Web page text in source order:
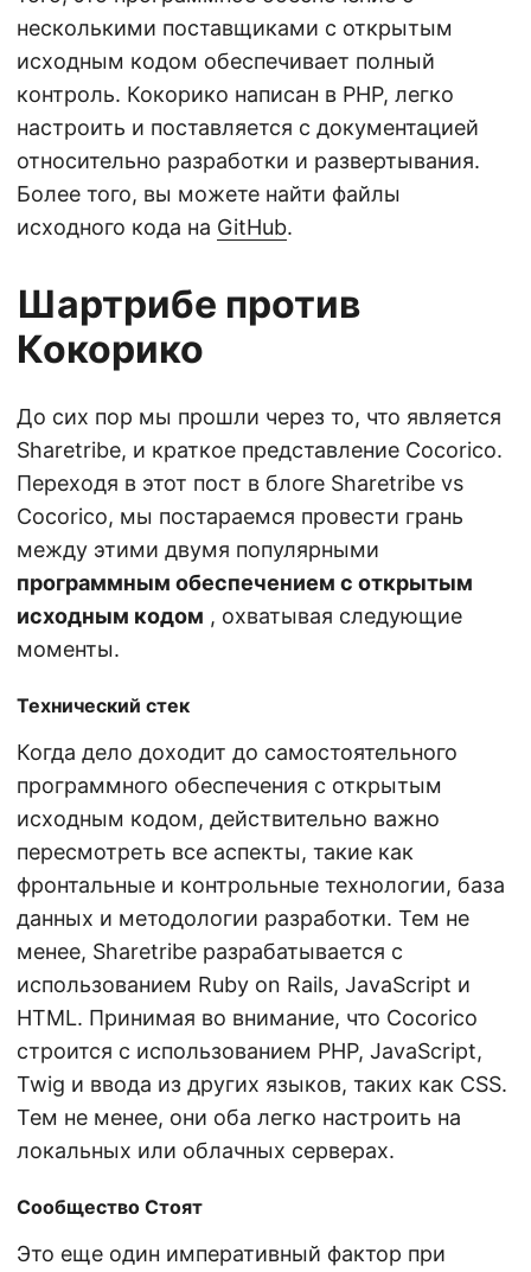
несколькими поставщиками с открытым
исходным кодом обеспечивает полный
контроль. Кокорико написан в PHP, легко
настроить и поставляется с документацией
относительно разработки и развертывания.
Более того, вы можете найти файлы
исходного кода на GitHub.
Шартрибе против
Кокорико
До сих пор мы прошли через то, что является
Sharetribe, и краткое представление Cocorico.
Переходя в этот пост в блоге Sharetribe vs
Cocorico, мы постараемся провести грань
между этими двумя популярными
программным обеспечением с открытым
исходным кодом , охватывая следующие
моменты.
Технический стек
Когда дело доходит до самостоятельного
программного обеспечения с открытым
исходным кодом, действительно важно
пересмотреть все аспекты, такие как
фронтальные и контрольные технологии, база
данных и методологии разработки. Тем не
менее, Sharetribe разрабатывается с
использованием Ruby on Rails, JavaScript и
HTML. Принимая во внимание, что Cocorico
строится с использованием PHP, JavaScript,
Twig и ввода из других языков, таких как CSS.
Тем не менее, они оба легко настроить на
локальных или облачных серверах.
Сообщество Стоят
Это еще один императивный фактор при